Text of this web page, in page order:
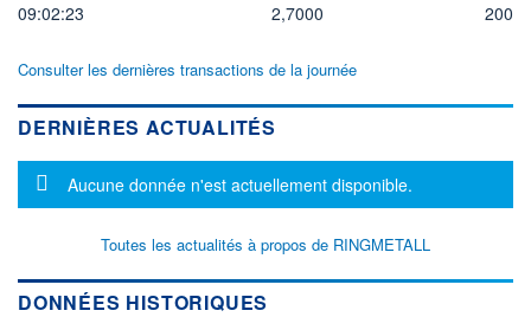
09:02:23 2,7000 200
Consulter les dernières transactions de la journée
DERNIÈRES ACTUALITÉS
Message d'information
Aucune donnée n'est actuellement disponible.
Toutes les actualités à propos de RINGMETALL
DONNÉES HISTORIQUES